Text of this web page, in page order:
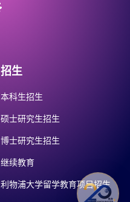
招生
本科生招生
硕士研究生招生
博士研究生招生
继续教育
利物浦大学留学教育项目招生